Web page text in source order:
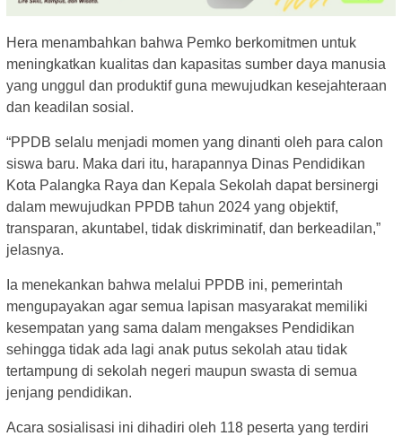
Hera menambahkan bahwa Pemko berkomitmen untuk
meningkatkan kualitas dan kapasitas sumber daya manusia
yang unggul dan produktif guna mewujudkan kesejahteraan
dan keadilan sosial.
“PPDB selalu menjadi momen yang dinanti oleh para calon
siswa baru. Maka dari itu, harapannya Dinas Pendidikan
Kota Palangka Raya dan Kepala Sekolah dapat bersinergi
dalam mewujudkan PPDB tahun 2024 yang objektif,
transparan, akuntabel, tidak diskriminatif, dan berkeadilan,”
jelasnya.
Ia menekankan bahwa melalui PPDB ini, pemerintah
mengupayakan agar semua lapisan masyarakat memiliki
kesempatan yang sama dalam mengakses Pendidikan
sehingga tidak ada lagi anak putus sekolah atau tidak
tertampung di sekolah negeri maupun swasta di semua
jenjang pendidikan.
Acara sosialisasi ini dihadiri oleh 118 peserta yang terdiri